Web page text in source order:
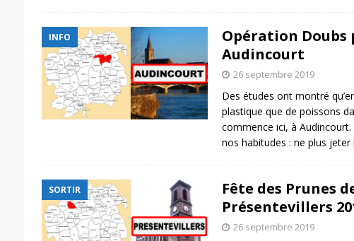
INFO
Opération Doubs
Audincourt
26 septembre 2019
Des études ont montré
plastique que de poissons
commence ici, à
nos habitudes : ne plus jeter
SORTIR
Fête des Prunes
Présentevillers
26 septembre 2019